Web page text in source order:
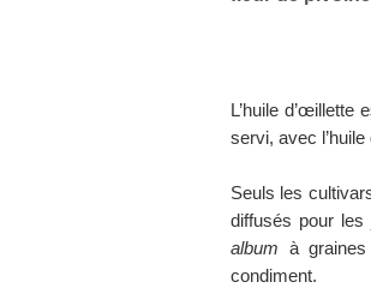
L’huile d’œillette
servi, avec
Seuls les
diffusés pour les
album à
condiment.